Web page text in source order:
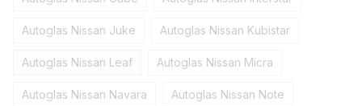
Autoglas Nissan Juke Autoglas Nissan Kubistar
Autoglas Nissan Leaf Autoglas Nissan Micra
Autoglas Nissan Navara Autoglas Nissan Note